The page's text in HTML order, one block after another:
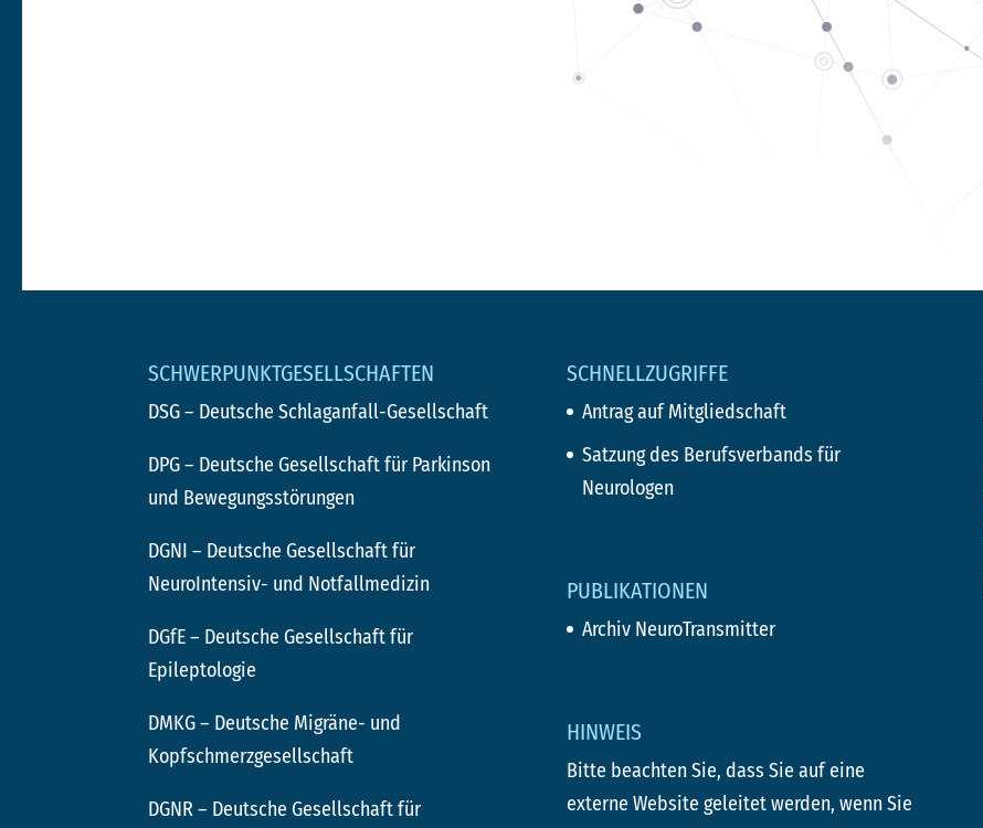
SCHWERPUNKTGESELLSCHAFTEN
DSG– Deutsche Schlaganfall-Gesellschaft
DPG– Deutsche Gesellschaft für Parkinson
und Bewegungsstörungen
DGNI – Deutsche Gesellschaft für
NeuroIntensiv- und Notfallmedizin
DGfE– Deutsche Gesellschaft für
Epileptologie
DMKG– Deutsche Migräne- und
Kopfschmerzgesellschaft
DGNR– Deutsche Gesellschaft für
SCHNELLZUGRIFFE
Antrag auf Mitgliedschaft
Satzung des Berufsverbands für
Neurologen
PUBLIKATIONEN
Archiv NeuroTransmitter
HINWEIS
Bitte beachten Sie, dass Sie auf eine
externe Website geleitet werden, wenn Sie